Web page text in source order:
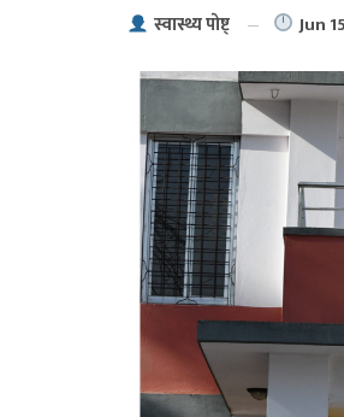
स्वास्थ्य पाेष्ट् Jun